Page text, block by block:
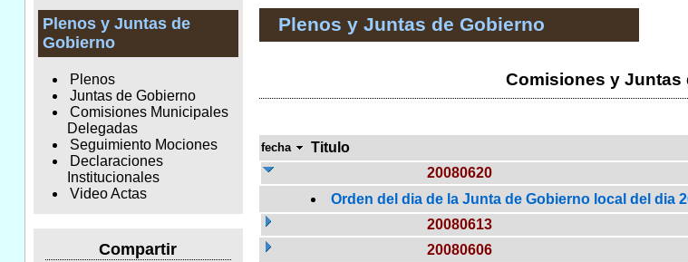
Plenos y Juntas de
Gobierno
Plenos
Juntas de Gobierno
Comisiones Municipales
Delegadas
Seguimiento Mociones
Declaraciones
Institucionales
Video Actas
Compartir
Plenos y Juntas de Gobierno
Comisiones y Juntas
fecha Titulo
20080620
Orden del dia de la Junta de Gobierno local del dia
20080613
20080606